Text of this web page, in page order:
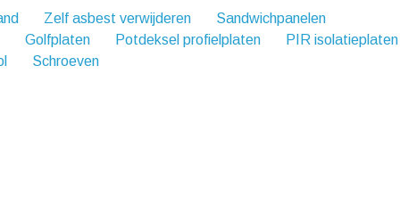
Zelf asbest verwijderen
Sandwichpanelen
Golfplaten Potdeksel profielplaten
PIR isolatieplaten
Schroeven